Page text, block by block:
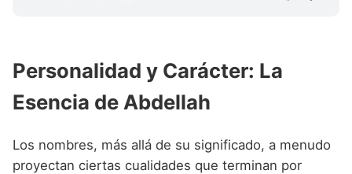
Personalidad y Carácter: La
Esencia de Abdellah
Los nombres, más allá de su significado, a menudo
proyectan ciertas cualidades que terminan por